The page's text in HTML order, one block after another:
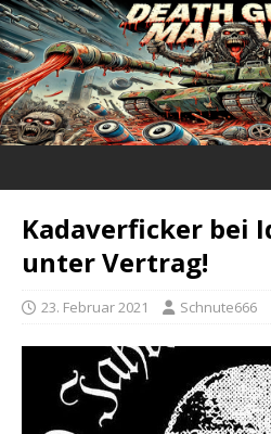
Kadaverficker bei
unter Vertrag!
23. Februar 2021 Schnute666